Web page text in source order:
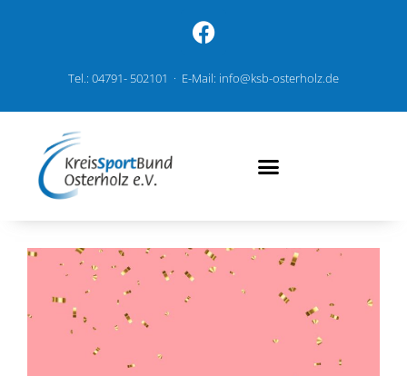
Tel.: 04791- 502101 · E-Mail: info@ksb-osterholz.de